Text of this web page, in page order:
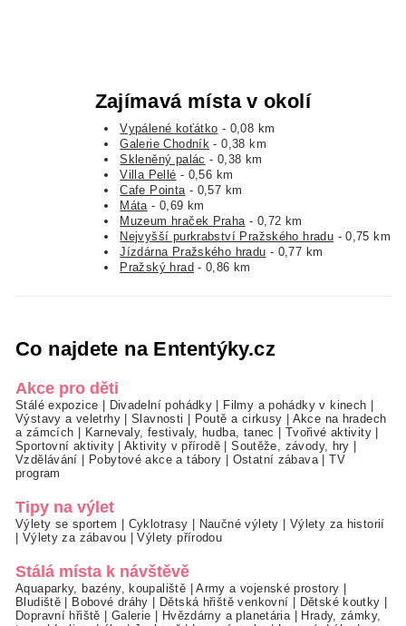
Zajímavá místa v okolí
Vypálené koťátko - 0,08 km
Galerie Chodník - 0,38 km
Skleněný palác - 0,38 km
Villa Pellé - 0,56 km
Cafe Pointa- 0,57 km
Máta- 0,69 km
Muzeum hraček Praha- 0,72 km
Nejvyšší purkrabství Pražského hradu - 0,75 km
Jízdárna Pražského hradu - 0,77 km
Pražský hrad - 0,86 km
Co najdete na Ententýky.cz
Akce pro děti
Stálé expozice Divadelní pohádky Filmy a pohádky v kinech
Výstavy a veletrhy|Slavnosti Poutě a cirkusy
Akce na hradech
a zámcích
Karnevaly, festivaly, hudba, tanec Tvořivé aktivity
Sportovní aktivity|Aktivity v přírodě |Soutěže, závody, hry
Vzdělávání
Pobytové akce a tábory Ostatní zábava|TV
program
Tipy na výlet
Výlety se sportem Cyklotrasy Naučné výlety
Výlety za historií
Výlety za zábavou |Výlety přírodou
Stálá místa k návštěvě
Aquaparky, bazény, koupaliště |Army a vojenské prostory
Bludiště
Bobové dráhy Dětská hřiště venkovní Dětské koutky
Dopravní hřiště
Galerie Hvězdárny a planetária|
Hrady, zámky,